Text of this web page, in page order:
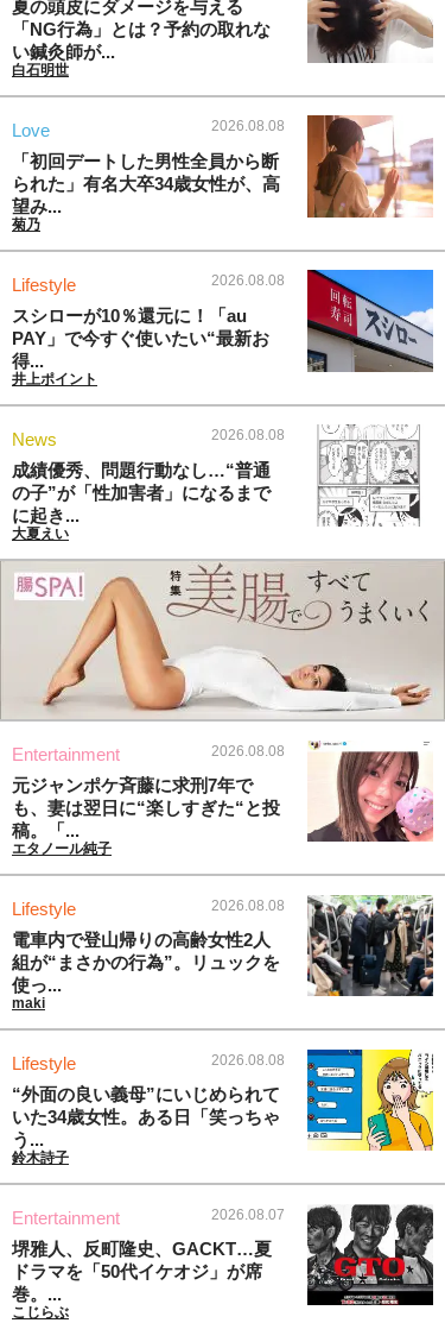
夏の頭皮にダメージを与える
「NG行為」とは？予約の取れな
い鍼灸師が...
白石明世
Love 2026.08.08
「初回デートした男性全員から断
られた」有名大卒34歳女性が、高
望み...
菊乃
Lifestyle 2026.08.08
スシローが10％還元に！「au
PAY」で今すぐ使いたい“最新お
得...
井上ポイント
News 2026.08.08
成績優秀、問題行動なし…“普通
の子”が「性加害者」になるまで
に起き...
大夏えい
Entertainment 2026.08.08
元ジャンポケ斉藤に求刑7年で
も、妻は翌日に“楽しすぎた“と投
稿。「...
エタノール純子
Lifestyle 2026.08.08
電車内で登山帰りの高齢女性2人
組が“まさかの行為”。リュックを
使っ...
maki
Lifestyle 2026.08.08
“外面の良い義母”にいじめられて
いた34歳女性。ある日「笑っちゃ
う...
鈴木詩子
Entertainment 2026.08.07
堺雅人、反町隆史、GACKT…夏
ドラマを「50代イケオジ」が席
巻。...
こじらぶ